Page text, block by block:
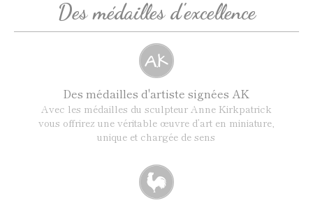
Des médailles d'excellence
Des médailles d'artiste signées AK
Avec les médailles du sculpteur Anne Kirkpatrick
vous offrirez une véritable œuvre d’art en miniature,
unique et chargée de sens